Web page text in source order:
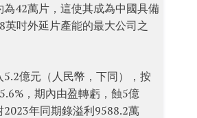
為42萬片，這使其成為中國具備
英吋外延片產能的最大公司之
5.2億元（人民幣，下同），按
，期內由盈轉虧，蝕5億
2023年同期錄溢利9588.2萬